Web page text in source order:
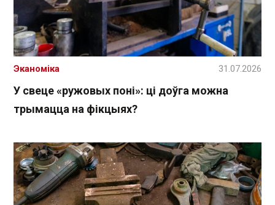
У свеце «ружовых поні»: ці доўга можна
трымацца на фікцыях?
Эканоміка 31.07.2026